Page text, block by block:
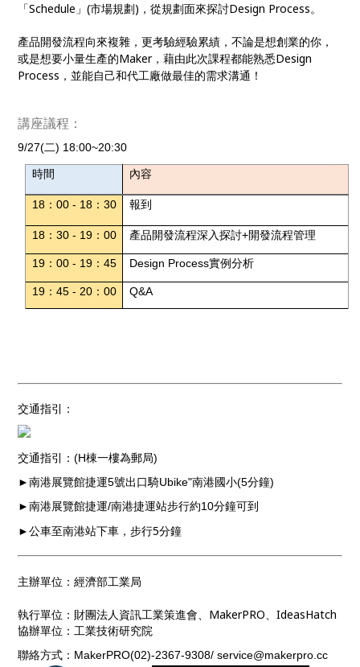
「Schedule」(市場規劃)，從規劃面來探討Design Process。
產品開發流程向來複雜，更考驗經驗累績，不論是想創業的你，
或是想要小量生產的Maker，藉由此次課程都能熟悉Design
Process，並能自己和代工廠做最佳的需求溝通！
講座議程：
9/27(二) 18:00~20:30
時間 內容
18：00 - 18：30 報到
18：30 - 19：00 產品開發流程深入探討+開發流程管理
19：00 - 19： 45 Design Process實例分析
19： 45 - 20： 00 Q&A
交通指引：
交通指引：(H棟一樓為郵局)
►南港展覽館捷運5號出口騎Ubike"南港國小(5分鐘)
►南港展覽館捷運/南港捷運站步行約10分鐘可到
►公車至南港站下車，步行5分鐘
主辦單位：經濟部工業局
執行單位：財團法人資訊工業策進會、MakerPRO、IdeasHatch
協辦單位：工業技術研究院
聯絡方式：MakerPRO(02)-2367-9308/ service@makerpro.cc